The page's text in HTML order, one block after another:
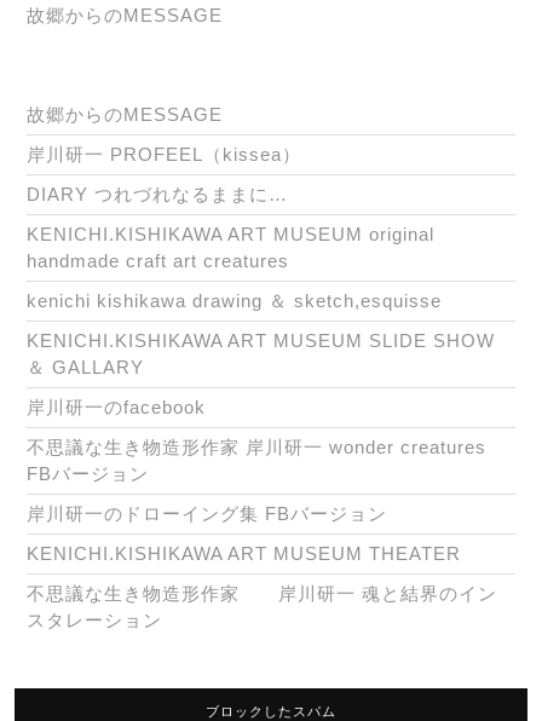
故郷からのMESSAGE
故郷からのMESSAGE
岸川研一 PROFEEL（kissea）
DIARY つれづれなるままに…
KENICHI.KISHIKAWA ART MUSEUM original
handmade craft art creatures
kenichi kishikawa drawing ＆ sketch,esquisse
KENICHI.KISHIKAWA ART MUSEUM SLIDE SHOW
＆ GALLARY
岸川研一のfacebook
不思議な生き物造形作家 岸川研一 wonder creatures
FBバージョン
岸川研一のドローイング集 FBバージョン
KENICHI.KISHIKAWA ART MUSEUM THEATER
不思議な生き物造形作家 岸川研一 魂と結界のイン
スタレーション
ブロックしたスパム